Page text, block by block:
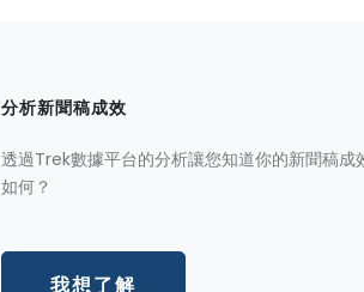
分析新聞稿成效
透過Trek數據平台的分析讓您知道你的新聞稿成
如何？
我想了解